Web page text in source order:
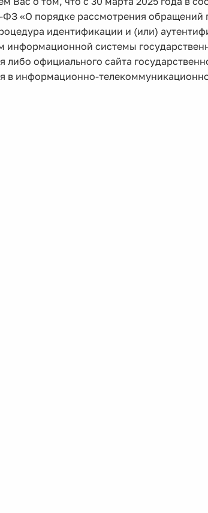
«О порядке рассмотрения обращений
идентификации и (или)
информационной системы
либо официального сайта
в информационно-